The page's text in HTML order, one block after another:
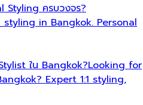
Styling ครบวงจร?
in Bangkok. Personal
ใน Bangkok?Looking for
Expert 1:1 styling,